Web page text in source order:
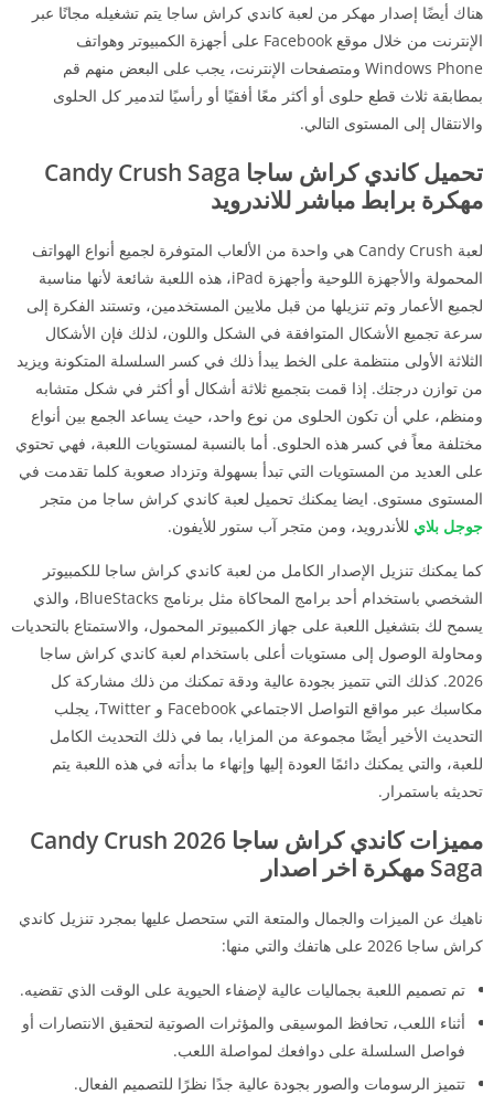
هناك أيضًا إصدار مهكر من لعبة كاندي كراش ساجا يتم تشغيله مجانًا عبر
الإنترنت من خلال موقع Facebook على أجهزة الكمبيوتر وهواتف
Windows Phone ومتصفحات الإنترنت، يجب على البعض منهم قم
بمطابقة ثلاث قطع حلوى أو أكثر معًا أفقيًا أو رأسيًا لتدمير كل الحلوى
والانتقال إلى المستوى التالي.
تحميل كاندي كراش ساجا Candy Crush Saga
مهكرة برابط مباشر للاندرويد
لعبة Candy Crush هي واحدة من الألعاب المتوفرة لجميع أنواع الهواتف
المحمولة والأجهزة اللوحية وأجهزة iPad، هذه اللعبة شائعة لأنها مناسبة
لجميع الأعمار وتم تنزيلها من قبل ملايين المستخدمين، وتستند الفكرة إلى
سرعة تجميع الأشكال المتوافقة في الشكل واللون، لذلك فإن الأشكال
الثلاثة الأولى منتظمة على الخط يبدأ ذلك في كسر السلسلة المتكونة ويزيد
من توازن درجتك. إذا قمت بتجميع ثلاثة أشكال أو أكثر في شكل متشابه
ومنظم، علي أن تكون الحلوى من نوع واحد، حيث يساعد الجمع بين أنواع
مختلفة معاً في كسر هذه الحلوى. أما بالنسبة لمستويات اللعبة، فهي تحتوي
على العديد من المستويات التي تبدأ بسهولة وتزداد صعوبة كلما تقدمت في
المستوى مستوى. ايضا يمكنك تحميل لعبة كاندي كراش ساجا من متجر
جوجل بلاي للأندرويد، ومن متجر آب ستور للأيفون.
كما يمكنك تنزيل الإصدار الكامل من لعبة كاندي كراش ساجا للكمبيوتر
الشخصي باستخدام أحد برامج المحاكاة مثل برنامج BlueStacks، والذي
يسمح لك بتشغيل اللعبة على جهاز الكمبيوتر المحمول، والاستمتاع بالتحديات
ومحاولة الوصول إلى مستويات أعلى باستخدام لعبة كاندي كراش ساجا
2026. كذلك التي تتميز بجودة عالية ودقة تمكنك من ذلك مشاركة كل
مكاسبك عبر مواقع التواصل الاجتماعي Facebook و Twitter، يجلب
التحديث الأخير أيضًا مجموعة من المزايا، بما في ذلك التحديث الكامل
للعبة، والتي يمكنك دائمًا العودة إليها وإنهاء ما بدأته في هذه اللعبة يتم
تحديثه باستمرار.
مميزات كاندي كراش ساجا 2026 Candy Crush
Saga مهكرة اخر اصدار
ناهيك عن الميزات والجمال والمتعة التي ستحصل عليها بمجرد تنزيل كاندي
كراش ساجا 2026 على هاتفك والتي منها:
تم تصميم اللعبة بجماليات عالية لإضفاء الحيوية على الوقت الذي تقضيه.
أثناء اللعب، تحافظ الموسيقى والمؤثرات الصوتية لتحقيق الانتصارات أو
فواصل السلسلة على دوافعك لمواصلة اللعب.
تتميز الرسومات والصور بجودة عالية جدًا نظرًا للتصميم الفعال.